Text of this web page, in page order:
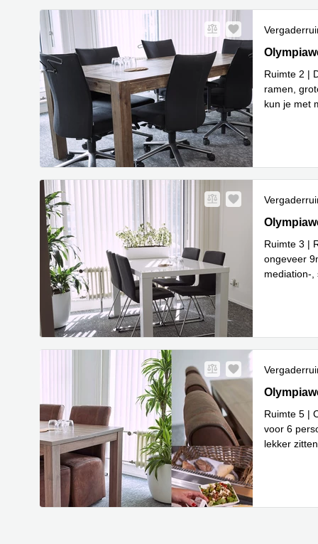
Ruimte 2 |
ramen,
kun je met
Ruimte 3 |
ongeveer
mediation-,
Ruimte 5 |
voor 6
lekker